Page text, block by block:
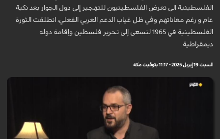
الفلسطينية الى تعرض الفلسطينيون للتهجير إلى دول الجوار بعد نكبة
عام و رغم معاناتهم وفي ظل غياب الدعم العربي الفعلي، انطلقت الثورة
الفلسطينية في 1965 لتسعى إلى تحرير فلسطين وإقامة دولة
ديمقراطية.
السبت 19 إبريل 2025 - 11:17 بتوقيت مكة